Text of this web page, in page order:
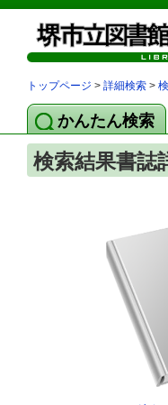
トップページ > 詳細検索 >
かんたん検索
検索結果書誌